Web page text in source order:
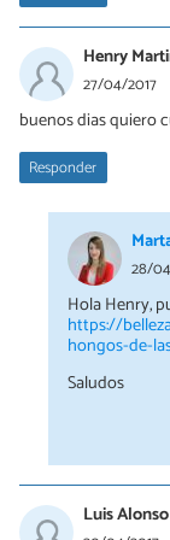
Henry
27/04/2017
buenos dias quiero
Responder
28/
Hola Henry,
https://
hongos-de-
Saludos
Luis Alonso